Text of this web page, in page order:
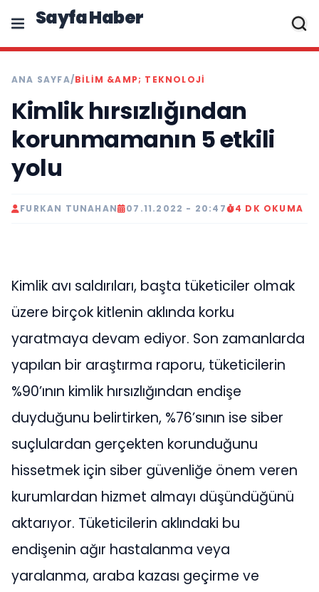
Sayfa Haber
ANA SAYFA/BILIM &AMP; TEKNOLOJI
Kimlik hırsızlığından
korunmamanın 5 etkili
yolu
FURKAN TUNAHAN 07.11.2022 - 20:47 4 DK OKUMA
Kimlik avı saldırıları, başta tüketiciler olmak
üzere birçok kitlenin aklında korku
yaratmaya devam ediyor. Son zamanlarda
yapılan bir araştırma raporu, tüketicilerin
%90’ının kimlik hırsızlığından endişe
duyduğunu belirtirken, %76’sının ise siber
suçlulardan gerçekten korunduğunu
hissetmek için siber güvenliğe önem veren
kurumlardan hizmet almayı düşündüğünü
aktarıyor. Tüketicilerin aklındaki bu
endişenin ağır hastalanma veya
yaralanma, araba kazası geçirme ve